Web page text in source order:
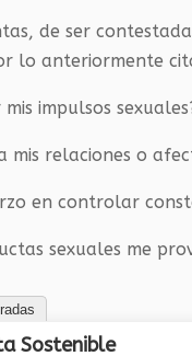
de ser
lo anteriormente
impulsos
mis relaciones o
en controlar
sexuales me
Sostenible